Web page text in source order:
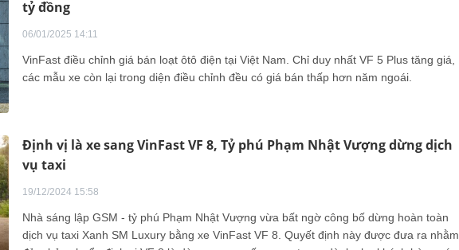
tỷ đồng
06/01/2025 14:11
VinFast điều chỉnh giá bán loạt ôtô điện tại Việt Nam. Chỉ duy nhất VF 5 Plus tăng giá,
các mẫu xe còn lại trong diện điều chỉnh đều có giá bán thấp hơn năm ngoái.
Định vị là xe sang VinFast VF 8, Tỷ phú Phạm Nhật Vượng dừng dịch
vụ taxi
19/12/2024 15:58
Nhà sáng lập GSM - tỷ phú Phạm Nhật Vượng vừa bất ngờ công bố dừng hoàn toàn
dịch vụ taxi Xanh SM Luxury bằng xe VinFast VF 8. Quyết định này được đưa ra nhằm